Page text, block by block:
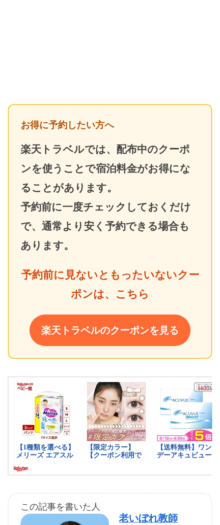
お得に予約したい方へ
楽天トラベルでは、配布中のクーポ
ンを使うことで宿泊料金がお得にな
ることがあります。
予約前に一度チェックしておくだけ
で、通常より安く予約できる場合も
あります。
予約前に見ないともったいないクー
ポンは、こちら
楽天トラベルのクーポンを見る
この記事を書いた人
老いぼれ教師